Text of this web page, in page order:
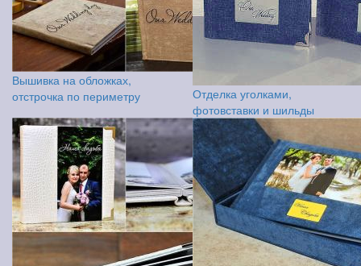
Вышивка на обложках,
отстрочка по периметру
Отделка уголками,
фотовставки и шильды